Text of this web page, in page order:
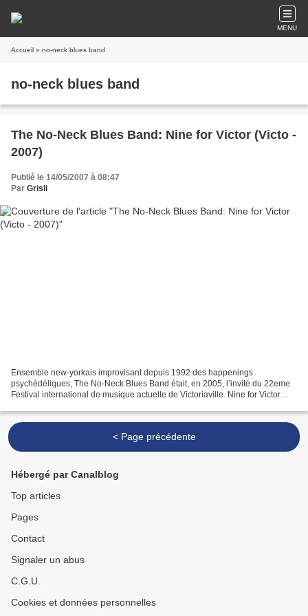
MENU
Accueil » no-neck blues band
no-neck blues band
The No-Neck Blues Band: Nine for Victor (Victo -
2007)
Publié le 14/05/2007 à 08:47
Par Grisli
Ensemble new-yorkais improvisant depuis 1992 des happenings
psychédéliques, The No-Neck Blues Band était, en 2005, l’invité du 22eme
Festival international de musique actuelle de Victoriaville. Nine for Victor
< Page précédente
Hébergé par Canalblog
Top articles
Pages
Contact
Signaler un abus
C.G.U.
Cookies et données personnelles